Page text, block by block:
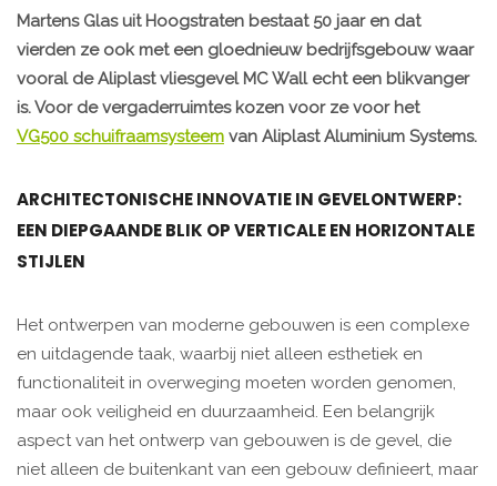
Martens Glas uit Hoogstraten bestaat 50 jaar en dat
vierden ze ook met een gloednieuw bedrijfsgebouw waar
vooral de Aliplast vliesgevel MC Wall echt een blikvanger
is. Voor de vergaderruimtes kozen voor ze voor het
VG500 schuifraamsysteem van Aliplast Aluminium Systems.
ARCHITECTONISCHE INNOVATIE IN GEVELONTWERP:
EEN DIEPGAANDE BLIK OP VERTICALE EN HORIZONTALE
STIJLEN
Het ontwerpen van moderne gebouwen is een complexe
en uitdagende taak, waarbij niet alleen esthetiek en
functionaliteit in overweging moeten worden genomen,
maar ook veiligheid en duurzaamheid. Een belangrijk
aspect van het ontwerp van gebouwen is de gevel, die
niet alleen de buitenkant van een gebouw definieert, maar